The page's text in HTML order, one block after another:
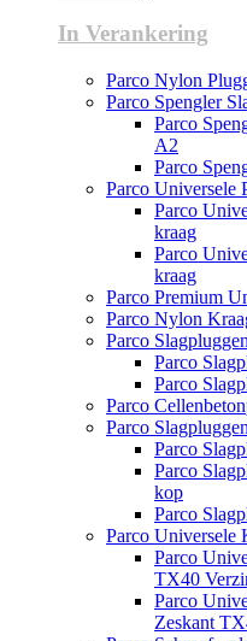
In Verankering
Parco Nylon
Parco Spengler
Parco
A2
Parco
Parco Universele
Parco
kraag
Parco
kraag
Parco Premium
Parco Nylon
Parco
Parco
Parco
Parco
Parco
Parco
Parco
kop
Parco
Parco Universele
Parco
TX40
Parco
Zeskant